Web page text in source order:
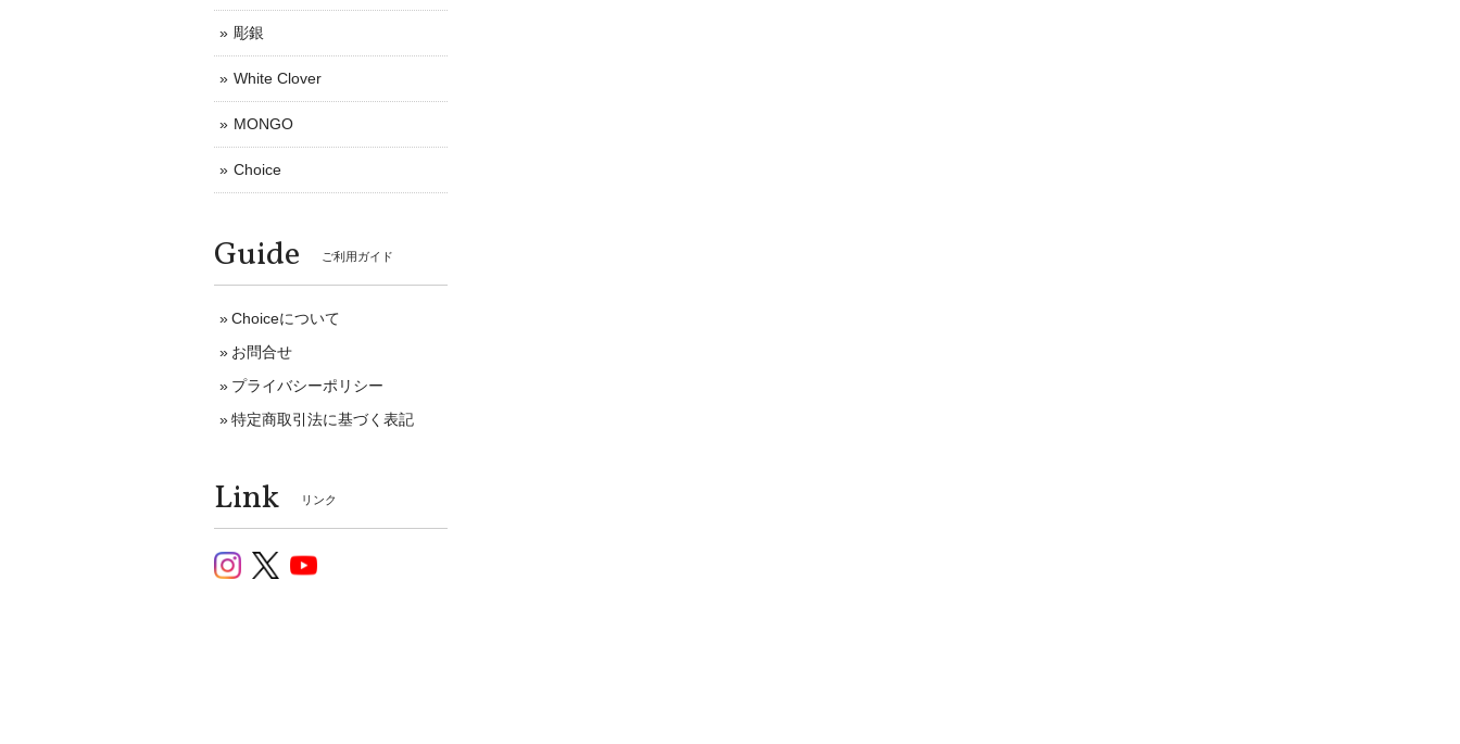
彫銀
White Clover
MONGO
Choice
Guide ご利用ガイド
Choiceについて
お問合せ
プライバシーポリシー
特定商取引法に基づく表記
Link リンク